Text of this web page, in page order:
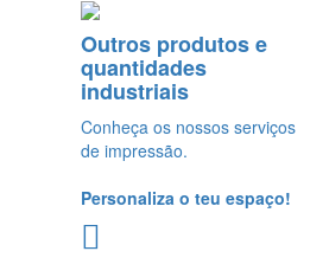
Outros produtos e
quantidades
industriais
Conheça os nossos serviços
de impressão.
Personaliza o teu espaço!